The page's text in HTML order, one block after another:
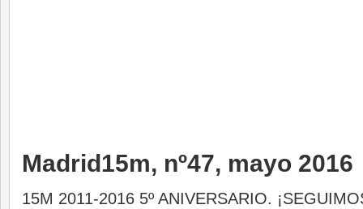
Madrid15m, nº47, mayo 2016
15M 2011-2016 5º ANIVERSARIO.